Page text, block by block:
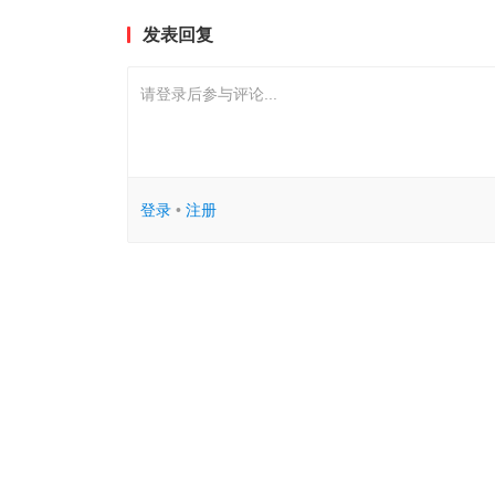
发表回复
请登录后参与评论...
登录• 注册